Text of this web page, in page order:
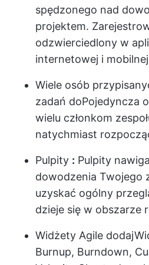
spędzonego nad
projektem.
odzwierciedlony w
internetowej i mobilnej
Wiele osób
zadań doPojedyncza
wielu członkom
natychmiast
Pulpity : Pulpity
dowodzenia Twojego
uzyskać ogólny
dzieje się w obszarze
Widżety Agile dodaj
Burnup, Burndown,